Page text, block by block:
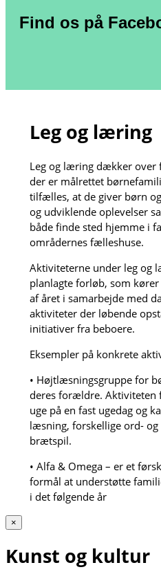
Find os på
Leg og læring
Leg og læring dækker over
der er målrettet
tilfælles, at de giver børn
og udviklende oplevelser
både finde sted hjemme i
områdernes fælleshuse.
Aktiviteterne under leg og
planlagte forløb, som
af året i samarbejde med
aktiviteter der løbende
initiativer fra beboere.
Eksempler på konkrete
• Højtlæsningsgruppe for
deres forældre. Aktiviteten
uge på en fast ugedag og
læsning, forskellige ord-
brætspil.
• Alfa & Omega – er et
formål at understøtte
i det følgende år
×
Kunst og kultur